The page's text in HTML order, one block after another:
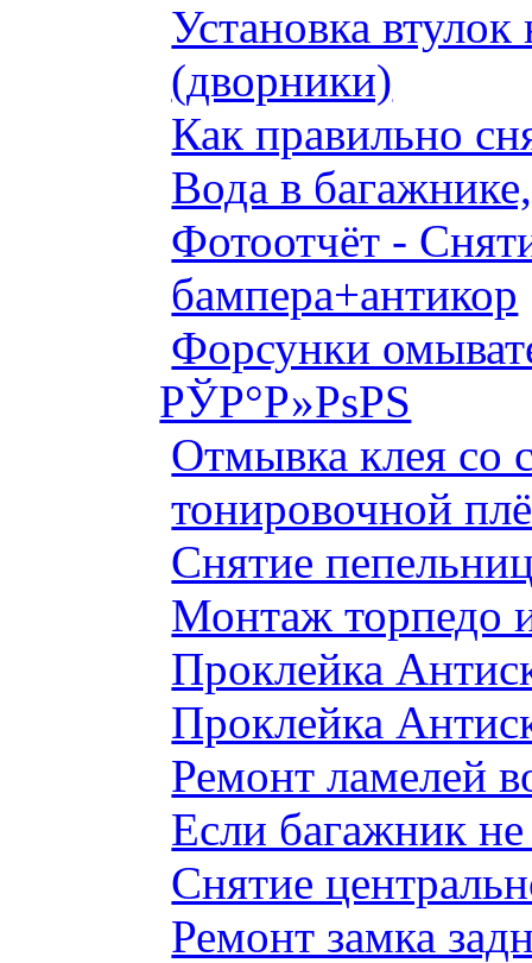
Установка втулок
(дворники)
Как правильно
Вода в
Фотоотчёт -
бампера+антикор
Форсунки
РЎР°Р»РѕРЅ
Отмывка клея со
тонировочной
Снятие
Монтаж торпедо
Проклейка
Проклейка
Ремонт ламелей
Если багажник
Снятие
Ремонт замка